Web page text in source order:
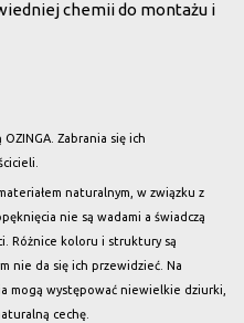
chemii do montażu i
Zabrania się ich
naturalnym, w związku z
nie są wadami a świadczą
Różnice koloru i struktury są
nie da się ich przewidzieć. Na
mogą występować niewielkie dziurki,
cechę.